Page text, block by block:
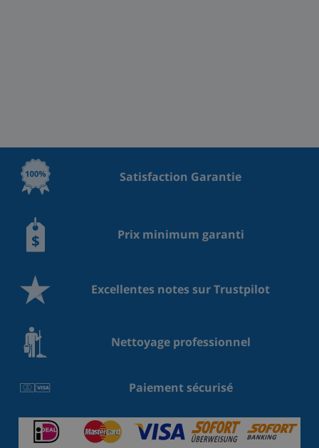
Satisfaction Garantie
Prix minimum garanti
Excellentes notes sur Trustpilot
Nettoyage professionnel
Paiement sécurisé